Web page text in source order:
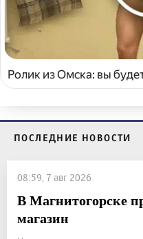
Ролик из Омска: вы
ПОСЛЕДНИЕ НОВОСТИ
08:59, 7 авг 2026
В Магнитогорске
магазин